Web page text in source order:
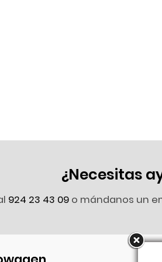
¿Necesitas
924 23 43 09 o mándanos un